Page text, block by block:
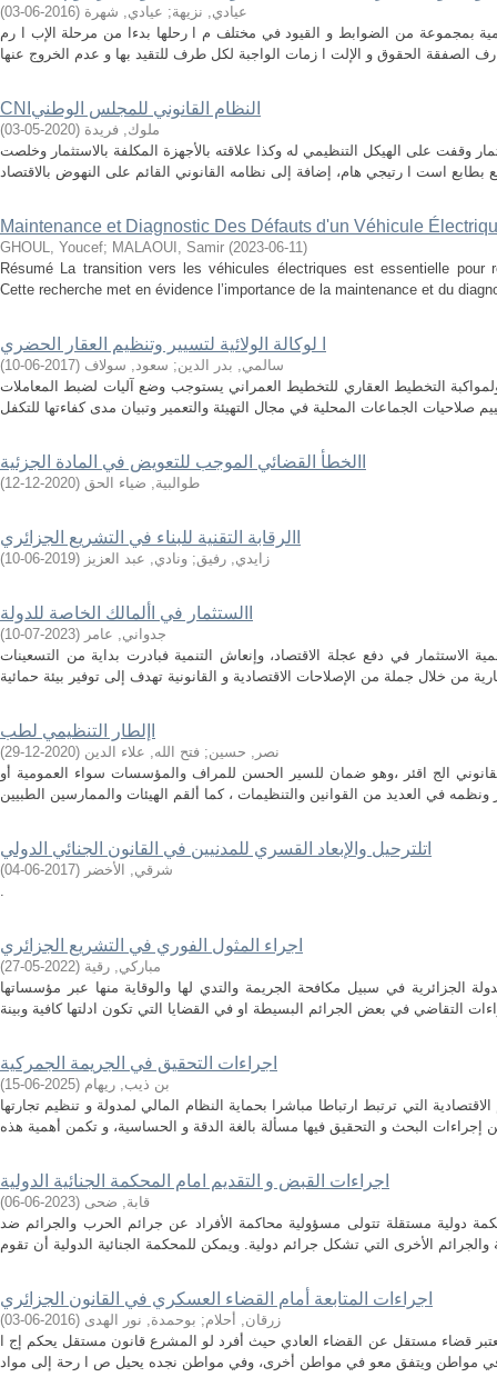
عيادي, نزيهة; عيادي, شهرة (
2016-06-03
)
بمجموعة من الضوابط و القيود في مختلف م ا رحلها بدءا من مرحلة الإب ا رم
CNIالنظام القانوني للمجلس الوطني
ملوك, فريدة (
2020-05-03
)
وقفت على الهيكل التنظيمي له وكذا علاقته بالأجهزة المكلفة بالاستثمار وخلصت
Maintenance et Diagnostic Des Défauts d'un Véhicule
GHOUL, Youcef; MALAOUI, Samir (2023-06-11)
Résumé La transition vers les véhicules électriques est essentielle pour
Cette recherche met en évidence l’importance de la maintenance et du
ا لوكالة الولائية لتسيير وتنظيم العقار الحضري
سالمي, بدر الدين; سعود, سولاف (
2017-06-10
)
ولمواكبة التخطيط العقاري للتخطيط العمراني يستوجب وضع آليات لضبط المعاملات
االخطأ القضائي الموجب للتعويض في المادة الجزئية
طوالبية, ضياء الحق (
2020-12-12
)
االرقابة التقنية للبناء في التشريع الجزائري
زايدي, رفيق; ونادي, عبد العزيز (
2019-06-10
)
االستثمار في األمالك الخاصة للدولة
جدواني, عامر (
2023-07-10
)
الاستثمار في دفع عجلة الاقتصاد، وإنعاش التنمية فبادرت بداية من التسعينات
اإلطار التنظيمي لطب
نصر, حسين; فتح الله, علاء الدين (
2020-12-29
)
الج اقئر ،وهو ضمان للسير الحسن للمراف والمؤسسات سواء العمومية أو
اتلترحيل والإبعاد القسري للمدنيين في القانون الجنائي الدولي
شرقي, الأخضر (
2017-06-04
)
.
اجراء المثول الفوري في التشريع الجزائري
مباركي, رقية (
2022-05-27
)
الجزائرية في سبيل مكافحة الجريمة والتدي لها والوقاية منها عبر مؤسساتها
اجراءات التحقيق في الجريمة الجمركية
بن ذيب, ريهام (
2025-06-15
)
التي ترتبط ارتباطا مباشرا بحماية النظام المالي لمدولة و تنظيم تجارتها
اجراءات القبض و التقديم امام المحكمة الجنائية الدولية
قابة, ضحى (
2023-06-06
)
دولية مستقلة تتولى مسؤولية محاكمة الأفراد عن جرائم الحرب والجرائم ضد
اجراءات المتابعة أمام القضاء العسكري في القانون الجزائري
زرقان, أحلام; بوحمدة, نور الهدى (
2016-06-03
)
قضاء مستقل عن القضاء العادي حيث أفرد لو المشرع قانون مستقل يحكم إج ا